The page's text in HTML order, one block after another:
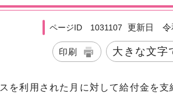
ページID 1031107 更新日 令
印刷 大きな文字
を利用された月に対して給付金を支